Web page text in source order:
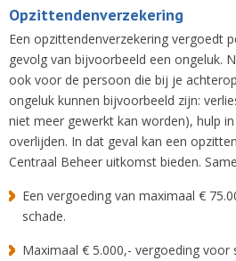
Opzittendenverzekering
Een opzittendenverzekering vergoedt
gevolg van bijvoorbeeld een ongeluk.
ook voor de persoon die bij je
ongeluk kunnen bijvoorbeeld zijn:
niet meer gewerkt kan worden), hulp
overlijden. In dat geval kan een
Centraal Beheer uitkomst bieden.
Een vergoeding van maximaal €
schade.
Maximaal € 5.000,- vergoeding voor